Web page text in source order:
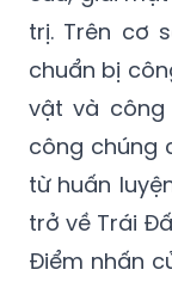
trị. Trên cơ
chuẩn bị
vật và công
công chúng
từ huấn
trở về Trái
Điểm nhấn